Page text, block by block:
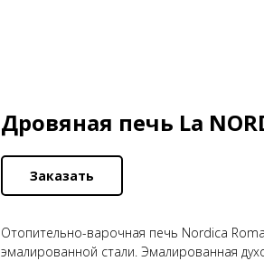
Дровяная печь La
Заказать
Отопительно-варочная печь Nordica
эмалированной стали. Эмалированная